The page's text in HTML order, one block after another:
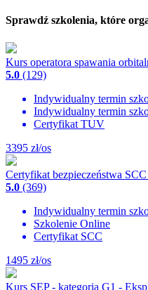
Sprawdź szkolenia, które
Kurs operatora spawania
5.0 (129)
Indywidualny termin
Indywidualny termin
Certyfikat TUV
3395 zł/os
Certyfikat bezpieczeństwa
5.0 (369)
Indywidualny termin
Szkolenie Online
Certyfikat SCC
1495 zł/os
Kurs SEP - kategoria G1 -